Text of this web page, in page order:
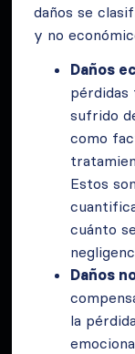
daños se
y no
Daños
pérdidas
sufrido
como
Estos
cuánto
Daños
la